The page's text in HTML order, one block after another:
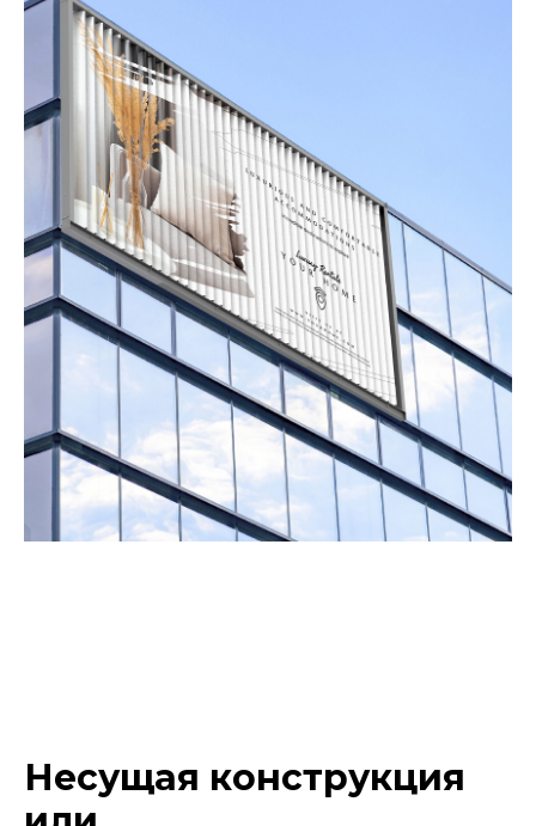
Несущая конструкция